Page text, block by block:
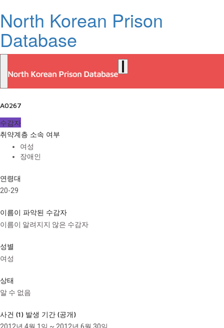
North Korean Prison
Database
A0267
수감자
취약계층 소속 여부
여성
장애인
연령대
20-29
이름이 파악된 수감자
이름이 알려지지 않은 수감자
성별
여성
상태
알 수 없음
사건 (1) 발생 기간 (공개)